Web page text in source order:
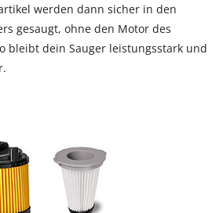
werden dann sicher in den
gesaugt, ohne den Motor des
bleibt dein Sauger leistungsstark und